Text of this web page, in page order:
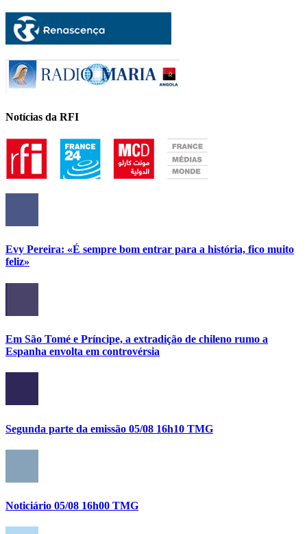
Notícias da RFI
Evy Pereira: «É sempre bom entrar para a história, fico muito
feliz»
Em São Tomé e Príncipe, a extradição de chileno rumo a
Espanha envolta em controvérsia
Segunda parte da emissão 05/08 16h10 TMG
Noticiário 05/08 16h00 TMG